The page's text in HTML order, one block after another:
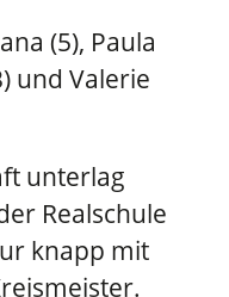
(5), Paula
und Valerie
unterlag
Realschule
knapp mit